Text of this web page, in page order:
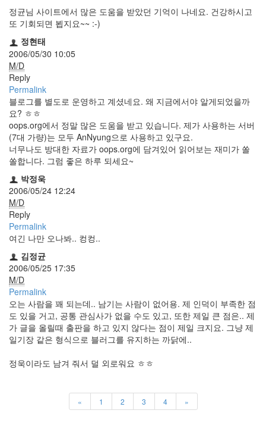
정균님 사이트에서 많은 도움을 받았던 기억이 나네요. 건강하시고
또 기회되면 뵙지요~~ :-)
정현태
2006/05/30 10:05
M/D
Reply
Permalink
블로그를 별도로 운영하고 계셨네요. 왜 지금에서야 알게되었을까
요? ㅎㅎ
oops.org에서 정말 많은 도움을 받고 있습니다. 제가 사용하는 서버
(7대 가량)는 모두 AnNyung으로 사용하고 있구요.
너무나도 방대한 자료가 oops.org에 담겨있어 읽어보는 재미가 쏠
쏠합니다. 그럼 좋은 하루 되세요~
박정욱
2006/05/24 12:24
M/D
Reply
Permalink
여긴 나만 오나봐.. 컹컹..
김정균
2006/05/25 17:35
M/D
Permalink
오는 사람을 꽤 되는데.. 남기는 사람이 없어용. 제 인덕이 부족한 점
도 있을 거고, 공통 관심사가 없을 수도 있고, 또한 제일 큰 점은.. 제
가 글을 올릴때 출판을 하고 있지 않다는 점이 제일 크지요. 그냥 제
일기장 같은 형식으로 블러그를 유지하는 까닭에..
정욱이라도 남겨 줘서 덜 외로워요 ㅎㅎ
« 1 2 3 4 »
1
by
김
정
균
BASMAN
BLB-
AA1650
방
전
테
스
1
by
김
정
균
Liitokala
9V
6F22
충
전
지
방
전...
by